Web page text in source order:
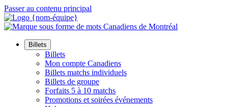
Passer au contenu principal
Billets
Billets
Mon compte Canadiens
Billets matchs individuels
Billets de groupe
Forfaits 5 à 10 matchs
Promotions et soirées événements